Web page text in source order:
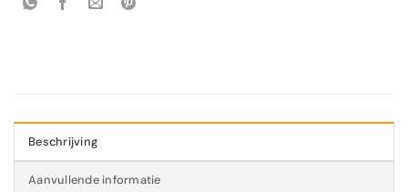
Beschrijving
Aanvullende informatie